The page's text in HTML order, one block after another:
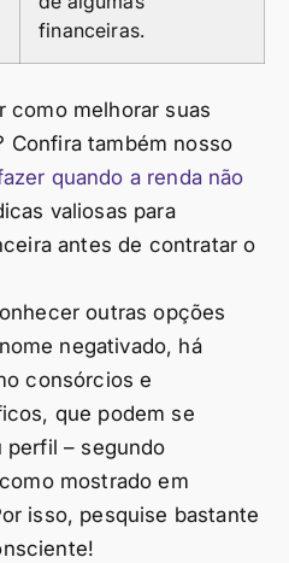
financeiras.
como melhorar suas
Confira também nosso
quando a renda não
valiosas para
antes de contratar o
outras opções
negativado, há
consórcios e
que podem se
perfil – segundo
mostrado em
isso, pesquise bastante